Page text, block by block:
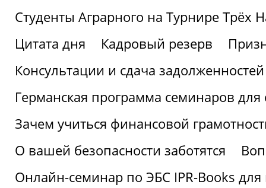
Студенты Аграрного на Турнире Трёх
Цитата дня
Кадровый резерв
Консультации и сдача
Германская программа семинаров для
Зачем учиться финансовой
О вашей безопасности заботятся
Онлайн-семинар по ЭБС IPR-Books для